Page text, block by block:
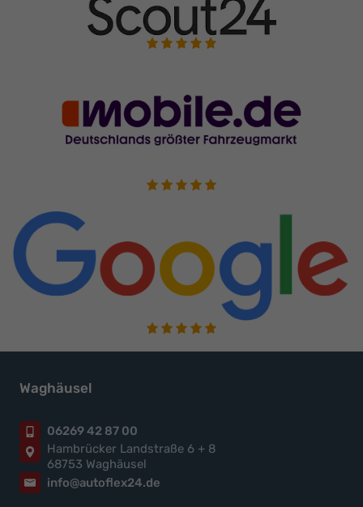
Waghäusel
06269 42 87 00
Hambrücker Landstraße 6 + 8
68753 Waghäusel
info@autoflex24.de